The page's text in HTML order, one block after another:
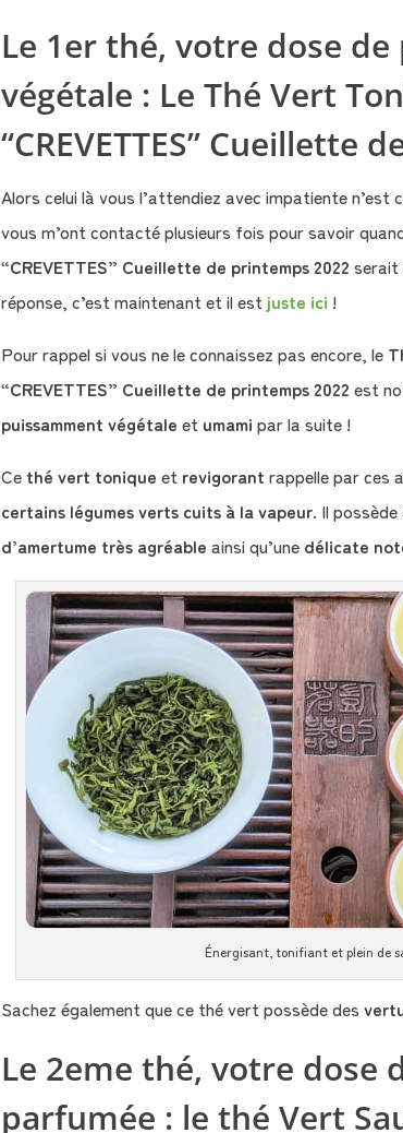
Le 1er thé, votre dose de
végétale : Le Thé Vert
“CREVETTES” Cueillette
Alors celui là vous l’attendiez avec impatiente
vous m’ont contacté plusieurs fois pour savoir
“CREVETTES” Cueillette de printemps 2022 serait
réponse, c’est maintenant et il est juste ici !
Pour rappel si vous ne le connaissez pas encore, le
“CREVETTES” Cueillette de printemps 2022 est
puissamment végétale et umami par la suite !
Ce thé vert tonique et revigorant rappelle par ces
certains légumes verts cuits à la vapeur. Il
d’amertume très agréable ainsi qu’une délicate
Énergisant, tonifiant et plein de
Sachez également que ce thé vert possède des
Le 2eme thé, votre dose
parfumée : le thé Vert